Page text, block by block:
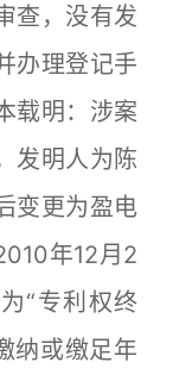
查，没有发
办理登记手
载明：涉案
发明人为陈
变更为盈电
年12月2
“专利权终
纳或缴足年